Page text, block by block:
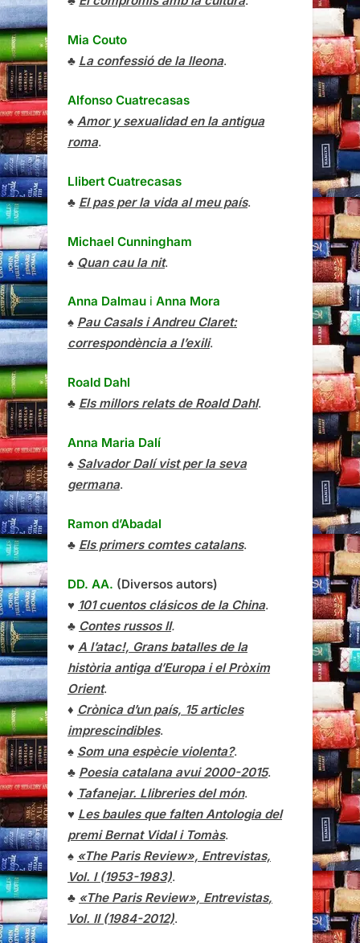
Mia Couto
♣ La confessió de la lleona.
Alfonso Cuatrecasas
♠ Amor y sexualidad en la antigua
roma.
Llibert Cuatrecasas
♣ El pas per la vida al meu país.
Michael Cunningham
♠ Quan cau la nit.
Anna Dalmau i Anna Mora
♠ Pau Casals i Andreu Claret:
correspondència a l’exili.
Roald Dahl
♣ Els millors relats de Roald Dahl.
Anna Maria Dalí
♠ Salvador Dalí vist per la seva
germana.
Ramon d’Abadal
♣ Els primers comtes catalans.
DD. AA. (Diversos autors)
♥ 101 cuentos clásicos de la China.
♣ Contes russos II.
♥ A l’atac!, Grans batalles de la
història antiga d’Europa i el Pròxim
Orient.
♦ Crònica d’un país, 15 articles
imprescindibles.
♠ Som una espècie violenta?.
♣ Poesia catalana avui 2000-2015.
♦ Tafanejar. Llibreries del món.
♥ Les baules que falten Antologia del
premi Bernat Vidal i Tomàs.
♠ «The Paris Review», Entrevistas,
Vol. I (1953-1983).
♣ «The Paris Review», Entrevistas,
Vol. II (1984-2012).